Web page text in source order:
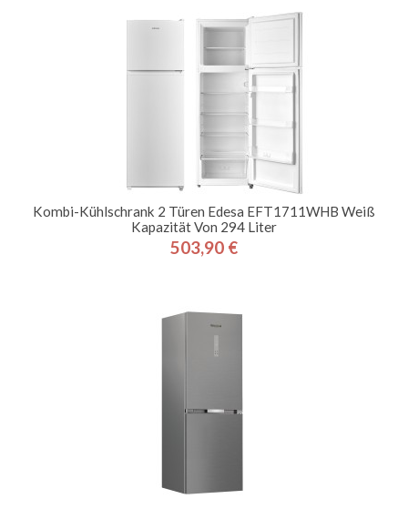
Kombi-Kühlschrank 2 Türen Edesa EFT1711WHB Weiß
Kapazität Von 294 Liter
Preis
503,90 €